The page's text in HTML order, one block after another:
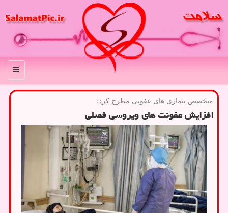
منو
متخصص بیماری های عفونی مطرح كرد؛
افزایش عفونت های ویروسی فصلی